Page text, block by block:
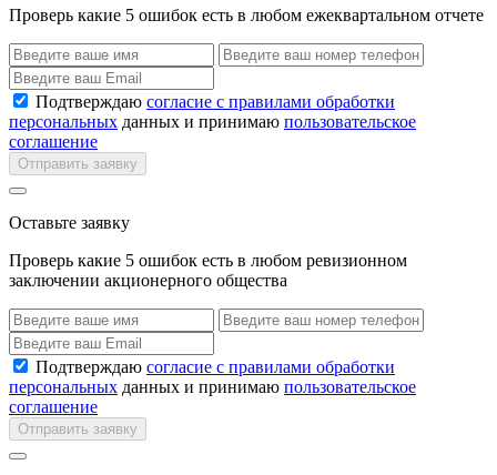
Проверь какие 5 ошибок есть в любом ежеквартальном отчете
Подтверждаю согласие с правилами обработки
персональных данных и принимаю пользовательское
соглашение
Отправить заявку
Оставьте заявку
Проверь какие 5 ошибок есть в любом ревизионном
заключении акционерного общества
Подтверждаю согласие с правилами обработки
персональных данных и принимаю пользовательское
соглашение
Отправить заявку